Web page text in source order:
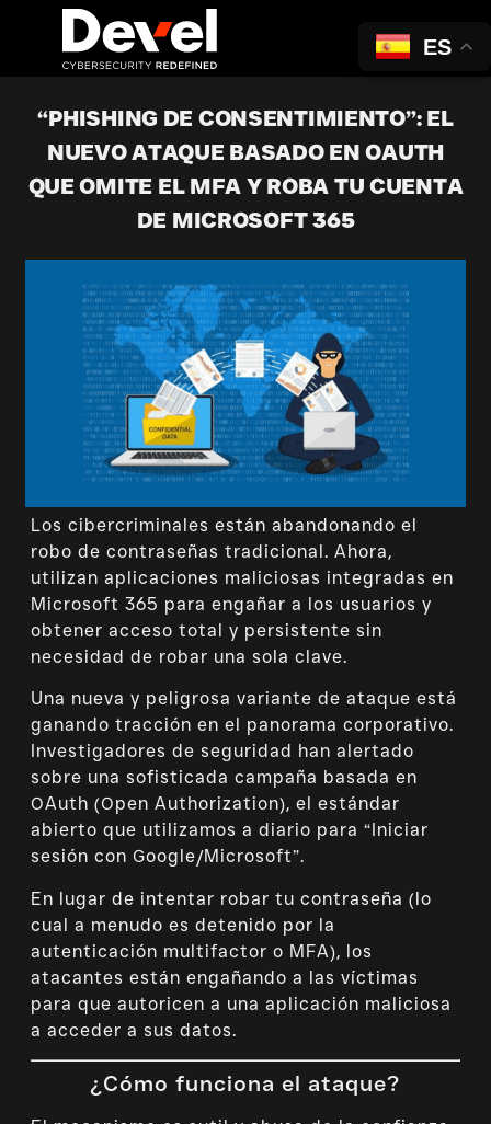
“PHISHING DE CONSENTIMIENTO”: EL
NUEVO ATAQUE BASADO EN OAUTH
QUE OMITE EL MFA Y ROBA TU CUENTA
DE MICROSOFT 365
Los cibercriminales están abandonando el
robo de contraseñas tradicional. Ahora,
utilizan aplicaciones maliciosas integradas en
Microsoft 365 para engañar a los usuarios y
obtener acceso total y persistente sin
necesidad de robar una sola clave.
Una nueva y peligrosa variante de ataque está
ganando tracción en el panorama corporativo.
Investigadores de seguridad han alertado
sobre una sofisticada campaña basada en
OAuth (Open Authorization), el estándar
abierto que utilizamos a diario para “Iniciar
sesión con Google/Microsoft”.
En lugar de intentar robar tu contraseña (lo
cual a menudo es detenido por la
autenticación multifactor o MFA), los
atacantes están engañando a las víctimas
para que autoricen a una aplicación maliciosa
a acceder a sus datos.
¿Cómo funciona el ataque?
ES